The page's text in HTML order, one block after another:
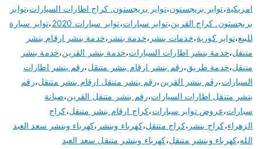
امريكية،تواير بريجستون،تواير بريجستون. كراج اطارات السيارات،تواير
بريجستون. كراج القرين،تواير سيارات،تواير سيارات 2020 ،تواير سيارة
للبيع،تواير كورية،خدمات بنشر ،خدمة بنشر ،خدمة بنشر ارقام بنشر
متنقل،خدمة بنشر اطارات السيارات،خدمة بنشر القرين،خدمة بنشر
متنقل،خدمة طريق،رقم بنشر ارقام بنشر متنقل،رقم بنشر اطارات
السيارات،رقم بنشر القرين،رقم بنشر متنقل ارقام بنشر متنقل،رقم
بنشر متنقل اطارات السيارات،رقم بنشر متنقل القرين،صيانة
سيارات،عروض تواير سيارات،كراج ارقام بنشر متنقل،كراج
الزهراء،كراج بنشر ،كراج متنقل،كهرباء وبنشر ،كهرباء وبنشر سعد العبد
الله،كهرباء وبنشر متنقل،كهرباء وبنشر متنقل سعد العبد